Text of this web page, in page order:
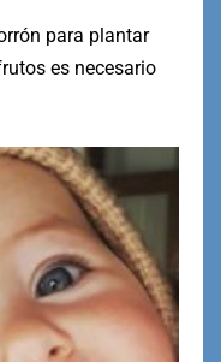
para plantar
es necesario